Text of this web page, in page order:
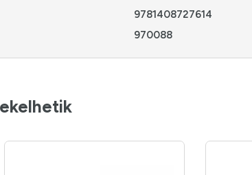
9781408727614
970088